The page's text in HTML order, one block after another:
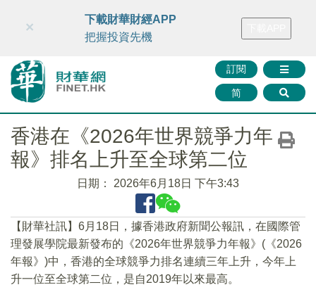
財華智庫網 FINTV FINMETA 財華證券 媒體矩陣
訂閱
简
×
下載財華財經APP
把握投資先機
香港在《2026年世界競爭力年
報》排名上升至全球第二位
日期： 2026年6月18日 下午3:43
【財華社訊】6月18日，據香港政府新聞公報訊，在國際管
理發展學院最新發布的《2026年世界競爭力年報》(《2026
年報》)中，香港的全球競爭力排名連續三年上升，今年上
升一位至全球第二位，是自2019年以來最高。